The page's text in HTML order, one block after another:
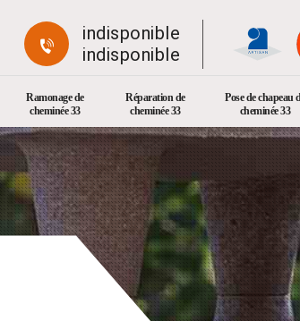
indisponible
indisponible
Ramonage de
cheminée 33
Réparation de
cheminée 33
Pose de chapeau
cheminée 33